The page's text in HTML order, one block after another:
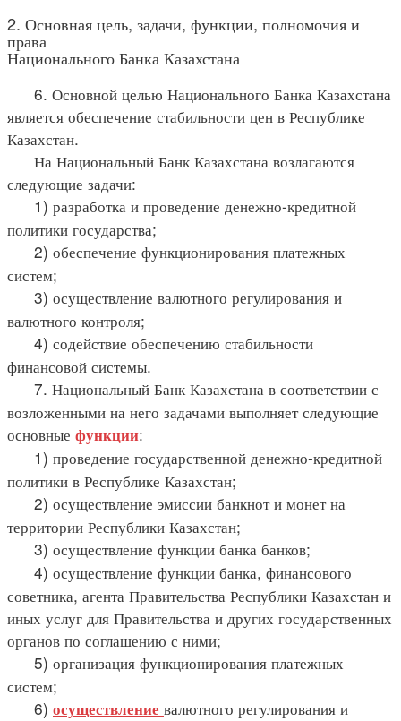
2. Основная цель, задачи, функции, полномочия и
права
Национального Банка Казахстана
6. Основной целью Национального Банка Казахстана
является обеспечение стабильности цен в Республике
Казахстан.
На Национальный Банк Казахстана возлагаются
следующие задачи:
1) разработка и проведение денежно-кредитной
политики государства;
2) обеспечение функционирования платежных
систем;
3) осуществление валютного регулирования и
валютного контроля;
4) содействие обеспечению стабильности
финансовой системы.
7. Национальный Банк Казахстана в соответствии с
возложенными на него задачами выполняет следующие
основные функции:
1) проведение государственной денежно-кредитной
политики в Республике Казахстан;
2) осуществление эмиссии банкнот и монет на
территории Республики Казахстан;
3) осуществление функции банка банков;
4) осуществление функции банка, финансового
советника, агента Правительства Республики Казахстан и
иных услуг для Правительства и других государственных
органов по соглашению с ними;
5) организация функционирования платежных
систем;
6) осуществление валютного регулирования и